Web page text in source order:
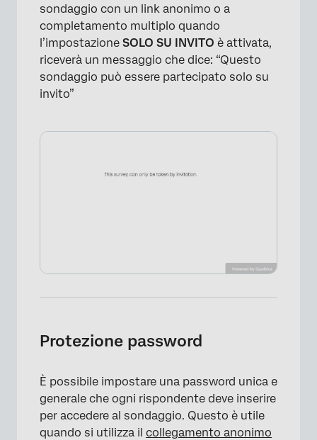
×
sondaggio con un link anonimo o a
completamento multiplo quando
l’impostazione SOLO SU INVITO è attivata,
riceverà un messaggio che dice: “Questo
sondaggio può essere partecipato solo su
invito”
Protezione password
È possibile impostare una password unica e
generale che ogni rispondente deve inserire
per accedere al sondaggio. Questo è utile
quando si utilizza il collegamento anonimo